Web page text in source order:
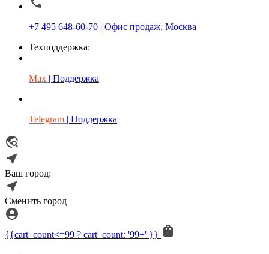
+7 495 648-60-70 | Офис продаж, Москва
Техподдержка:
Max | Поддержка
Telegram | Поддержка
Ваш город:
Сменить город
{{cart_count<=99 ? cart_count: '99+' }}